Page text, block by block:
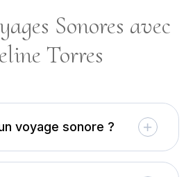
Sonores avec
Torres
voyage sonore ?